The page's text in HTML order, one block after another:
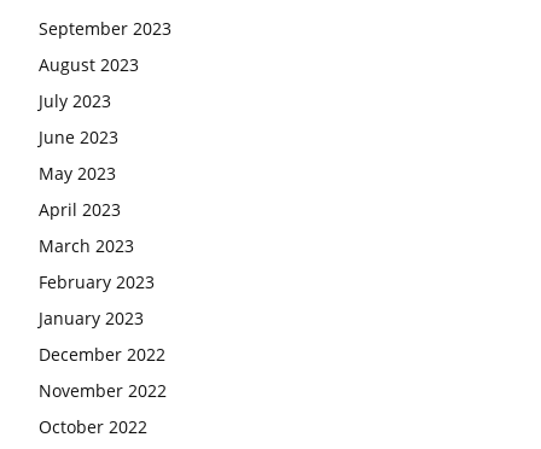
September 2023
August 2023
July 2023
June 2023
May 2023
April 2023
March 2023
February 2023
January 2023
December 2022
November 2022
October 2022